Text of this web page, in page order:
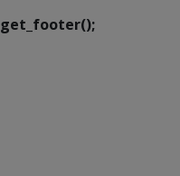
get_footer();